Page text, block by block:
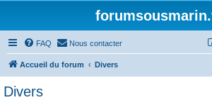
FAQ Nous contacter
Accueil du forum Divers
Divers